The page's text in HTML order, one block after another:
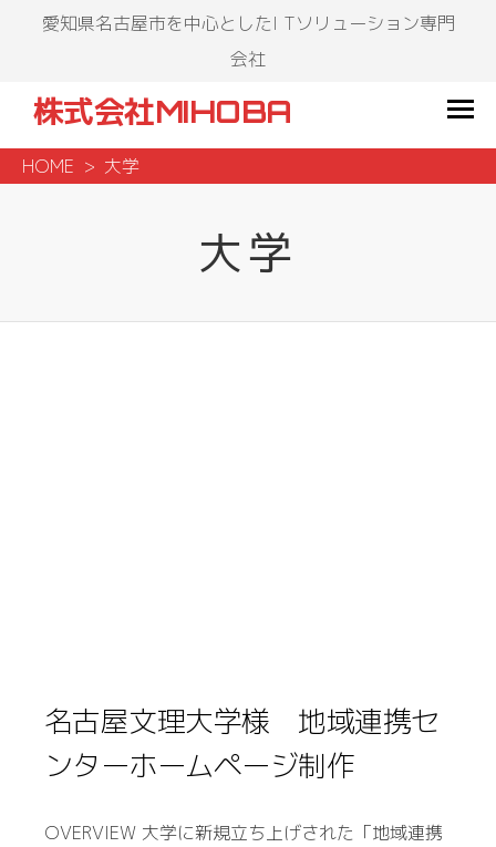
愛知県名古屋市を中心としたI Tソリューション専門
会社
株式会社MIHOBA
HOME 大学
大学
名古屋文理大学様 地域連携セ
ンターホームページ制作
OVERVIEW 大学に新規立ち上げされた「地域連携